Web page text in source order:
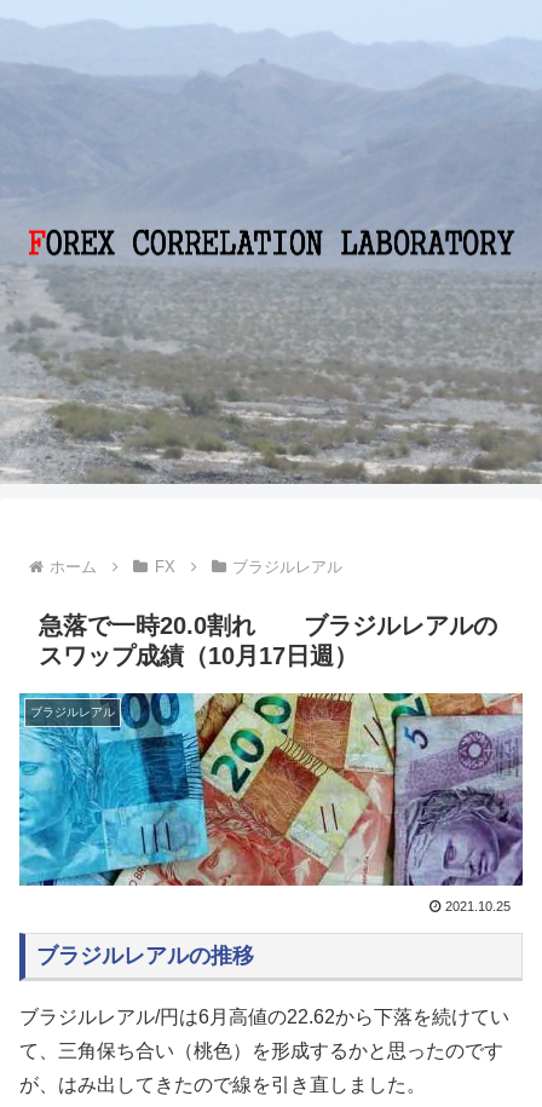
ホーム FX ブラジルレアル
急落で一時20.0割れ ブラジルレアルの
スワップ成績（10月17日週）
ブラジルレアル
2021.10.25
ブラジルレアルの推移
ブラジルレアル/円は6月高値の22.62から下落を続けてい
て、 三角保ち合い（桃色）を形成するかと思ったのです
が、はみ出してきたので線を引き直しました。